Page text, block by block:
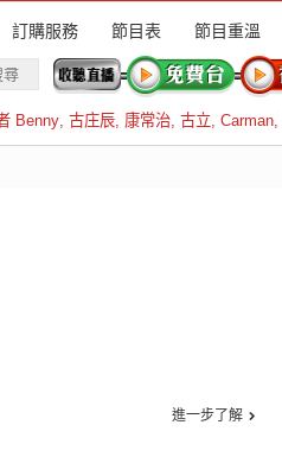
訂購服務 節目表 節目重溫
Benny, 古庄辰, 康常治, 古立, Carman,
進一步了解